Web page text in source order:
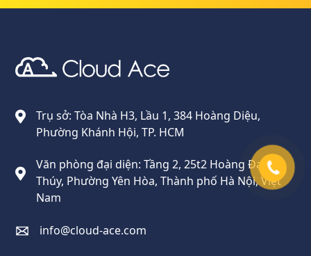
Trụ sở: Tòa Nhà H3, Lầu 1, 384 Hoàng Diệu,
Phường Khánh Hội, TP. HCM
Văn phòng đại diện: Tầng 2, 25t2 Hoàng Đạo
Thúy, Phường Yên Hòa, Thành phố Hà Nội, Việt
Nam
info@cloud-ace.com